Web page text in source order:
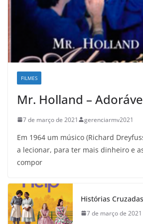
FILMES
Mr. Holland –
7 de março de 2021 gerenciarmv2021
Em 1964 um músico (Richard
a lecionar, para ter mais dinheiro e
compor
Histórias Cruzadas
7 de março de 2021